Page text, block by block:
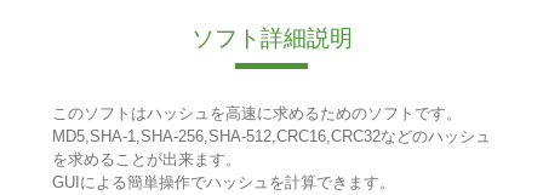
ソフト詳細説明
このソフトはハッシュを高速に求めるためのソフトです。
MD5,SHA-1,SHA-256,SHA-512,CRC16,CRC32などのハッシュ
を求めることが出来ます。
GUIによる簡単操作でハッシュを計算できます。